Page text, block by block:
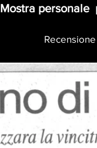
Mostra personale